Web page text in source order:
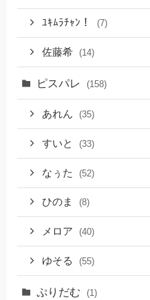
ﾕｷﾑﾗﾁｬﾝ！ (7)
佐藤希 (14)
ピスパレ (158)
あれん (35)
すいと (33)
なぅた (52)
ひのま (8)
メロア (40)
ゆそる (55)
ぷりだむ (1)